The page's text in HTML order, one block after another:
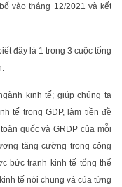
vào tháng 12/2021 và kết
đây là 1 trong 3 cuộc tổng
kinh tế; giúp chúng ta
tế trong GDP, làm tiền đề
quốc và GRDP của mỗi
tăng cường trong công
bức tranh kinh tế tổng thể
tế nói chung và của từng